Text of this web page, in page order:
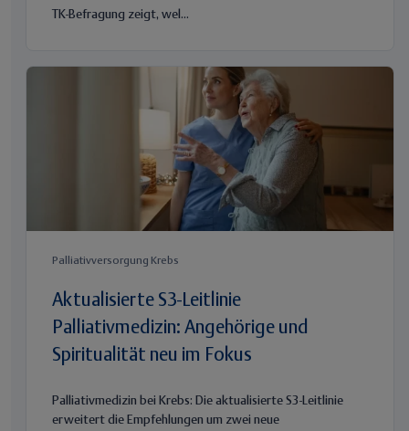
TK-Befragung zeigt, wel...
Palliativversorgung Krebs
Aktualisierte S3-Leitlinie
Palliativmedizin: Angehörige und
Spiritualität neu im Fokus
Palliativmedizin bei Krebs: Die aktualisierte S3-Leitlinie
erweitert die Empfehlungen um zwei neue